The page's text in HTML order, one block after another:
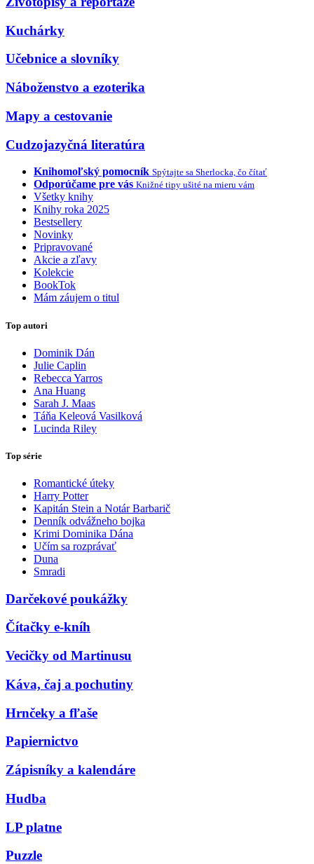
Kuchárky
Učebnice a slovníky
Náboženstvo a ezoterika
Mapy a cestovanie
Cudzojazyčná literatúra
Knihomoľský pomocník Spýtajte sa Sherlocka, čo čítať
Odporúčame pre vás Knižné tipy ušité na mieru vám
Všetky knihy
Knihy roka 2025
Bestsellery
Novinky
Pripravované
Akcie a zľavy
Kolekcie
BookTok
Mám záujem o titul
Top autori
Dominik Dán
Julie Caplin
Rebecca Yarros
Ana Huang
Sarah J. Maas
Táňa Keleová Vasilková
Lucinda Riley
Top série
Romantické úteky
Harry Potter
Kapitán Stein a Notár Barbarič
Denník odvážneho bojka
Krimi Dominika Dána
Učím sa rozprávať
Duna
Smradi
Darčekové poukážky
Čítačky e-kníh
Vecičky od Martinusu
Káva, čaj a pochutiny
Hrnčeky a fľaše
Papiernictvo
Zápisníky a kalendáre
Hudba
LP platne
Puzzle